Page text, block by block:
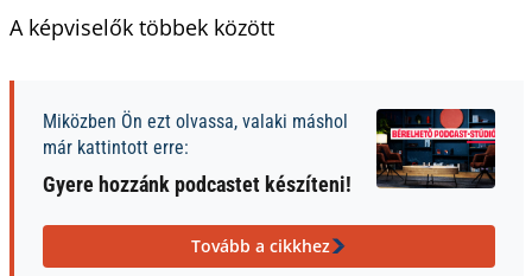
A képviselők többek között
Miközben Ön ezt olvassa, valaki máshol
már kattintott erre:
Gyere hozzánk podcastet készíteni!
Tovább a cikkhez